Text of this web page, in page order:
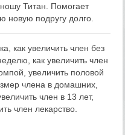
Титан. Помогает
новую подругу долго.
как увеличить член без
как увеличить член
увеличить половой
члена в домашних,
член в 13 лет,
член лекарство.